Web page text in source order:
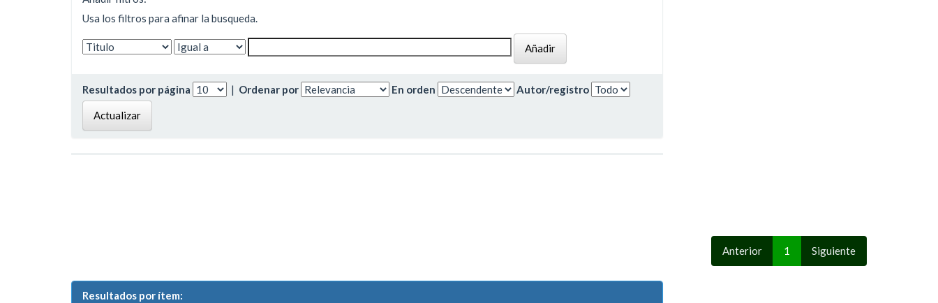
Usa los filtros para afinar la busqueda.
Resultados por página | Ordenar por En orden Autor/registro
Anterior 1 Siguiente
Resultados por ítem: